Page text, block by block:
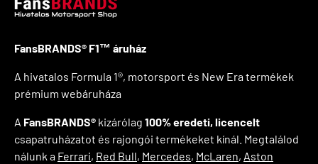
FansBRANDS® F1™ áruház
A hivatalos Formula 1®, motorsport és New Era termékek
prémium webáruháza
A FansBRANDS® kizárólag 100% eredeti, licencelt
csapatruházatot és rajongói termékeket kínál. Megtalálod
nálunk a Ferrari, Red Bull, Mercedes, McLaren, Aston